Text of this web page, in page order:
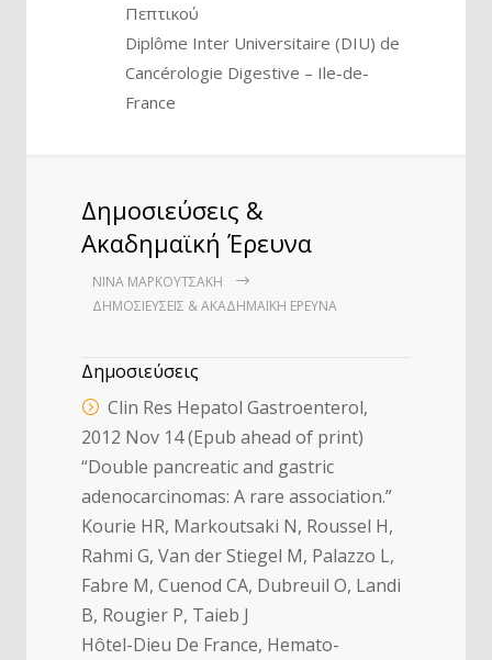
Πεπτικού
Diplôme Inter Universitaire (DIU) de
Cancérologie Digestive – Ile-de-
France
Δημοσιεύσεις &
Ακαδημαϊκή Έρευνα
ΝΊΝΑ ΜΑΡΚΟΥΤΣΆΚΗ
ΔΗΜΟΣΙΕΎΣΕΙΣ & ΑΚΑΔΗΜΑΪΚΉ ΈΡΕΥΝΑ
Δημοσιεύσεις
Clin Res Hepatol Gastroenterol,
2012 Nov 14 (Epub ahead of print)
“Double pancreatic and gastric
adenocarcinomas: A rare association.”
Kourie HR, Markoutsaki N, Roussel H,
Rahmi G, Van der Stiegel M, Palazzo L,
Fabre M, Cuenod CA, Dubreuil O, Landi
B, Rougier P, Taieb J
Hôtel-Dieu De France, Hemato-